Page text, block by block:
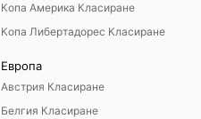
Копа Америка Класиране
Копа Либертадорес Класиране
Европа
Австрия Класиране
Белгия Класиране